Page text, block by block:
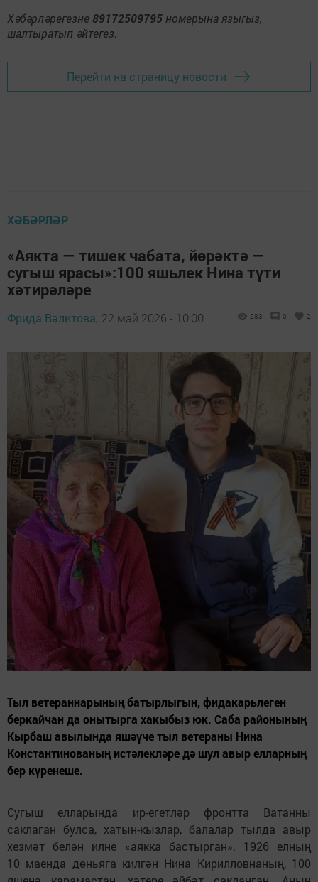
Хәбәрләрегезне 89172509795 номерына языгыз,
шалтыратып әйтегез.
Перейти на страницу новости
ХӘБӘРЛӘР
«Аякта — тишек чабата, йөрәктә —
сугыш ярасы»:100 яшьлек Нина түти
хәтирәләре
Фрида Вәлитова, 22 май 2026 - 10:00 283 0 2
Тыл ветераннарының батырлыгын, фидакарьлеген
беркайчан да онытырга хакыбыз юк. Саба районының
Кырбаш авылында яшәүче тыл ветераны Нина
Константинованың истәлекләре дә шул авыр елларның
бер күренеше.
Сугыш елларында ир-егетләр фронтта Ватанны
саклаган булса, хатын-кызлар, балалар тылда авыр
хезмәт белән илне «аякка бастырган». 1926 елның
10 маенда дөньяга килгән Нина Кирилловнаның, 100